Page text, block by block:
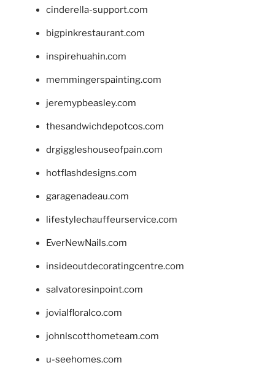
cinderella-support.com
bigpinkrestaurant.com
inspirehuahin.com
memmingerspainting.com
jeremypbeasley.com
thesandwichdepotcos.com
drgiggleshouseofpain.com
hotflashdesigns.com
garagenadeau.com
lifestylechauffeurservice.com
EverNewNails.com
insideoutdecoratingcentre.com
salvatoresinpoint.com
jovialfloralco.com
johnlscotthometeam.com
u-seehomes.com